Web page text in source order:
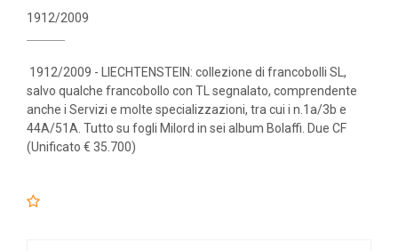
1912/2009
1912/2009 - LIECHTENSTEIN: collezione di francobolli SL,
salvo qualche francobollo con TL segnalato, comprendente
anche i Servizi e molte specializzazioni, tra cui i n.1a/3b e
44A/51A. Tutto su fogli Milord in sei album Bolaffi. Due CF
(Unificato € 35.700)